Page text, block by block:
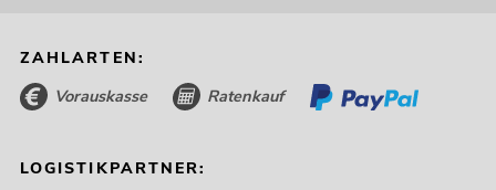
ZAHLARTEN:
Vorauskasse Ratenkauf
LOGISTIKPARTNER: